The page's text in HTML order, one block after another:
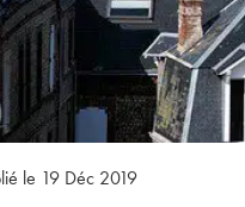
le 19 Déc 2019